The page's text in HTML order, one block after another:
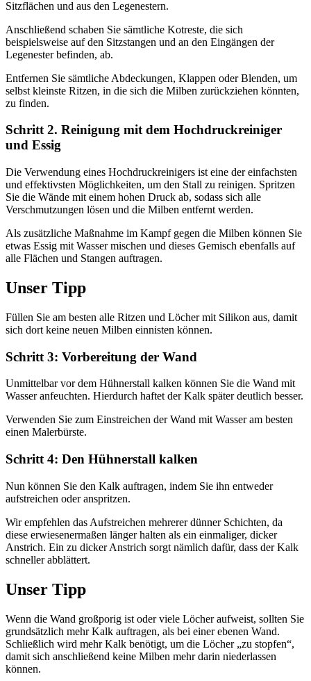
Sitzflächen und aus den Legenestern.
Anschließend schaben Sie sämtliche Kotreste, die sich
beispielsweise auf den Sitzstangen und an den Eingängen der
Legenester befinden, ab.
Entfernen Sie sämtliche Abdeckungen, Klappen oder Blenden, um
selbst kleinste Ritzen, in die sich die Milben zurückziehen könnten,
zu finden.
Schritt 2. Reinigung mit dem Hochdruckreiniger
und Essig
Die Verwendung eines Hochdruckreinigers ist eine der einfachsten
und effektivsten Möglichkeiten, um den Stall zu reinigen. Spritzen
Sie die Wände mit einem hohen Druck ab, sodass sich alle
Verschmutzungen lösen und die Milben entfernt werden.
Als zusätzliche Maßnahme im Kampf gegen die Milben können Sie
etwas Essig mit Wasser mischen und dieses Gemisch ebenfalls auf
alle Flächen und Stangen auftragen.
Unser Tipp
Füllen Sie am besten alle Ritzen und Löcher mit Silikon aus, damit
sich dort keine neuen Milben einnisten können.
Schritt 3: Vorbereitung der Wand
Unmittelbar vor dem Hühnerstall kalken können Sie die Wand mit
Wasser anfeuchten. Hierdurch haftet der Kalk später deutlich besser.
Verwenden Sie zum Einstreichen der Wand mit Wasser am besten
einen Malerbürste.
Schritt 4: Den Hühnerstall kalken
Nun können Sie den Kalk auftragen, indem Sie ihn entweder
aufstreichen oder anspritzen.
Wir empfehlen das Aufstreichen mehrerer dünner Schichten, da
diese erwiesenermaßen länger halten als ein einmaliger, dicker
Anstrich. Ein zu dicker Anstrich sorgt nämlich dafür, dass der Kalk
schneller abblättert.
Unser Tipp
Wenn die Wand großporig ist oder viele Löcher aufweist, sollten Sie
grundsätzlich mehr Kalk auftragen, als bei einer ebenen Wand.
Schließlich wird mehr Kalk benötigt, um die Löcher „zu stopfen“,
damit sich anschließend keine Milben mehr darin niederlassen
können.